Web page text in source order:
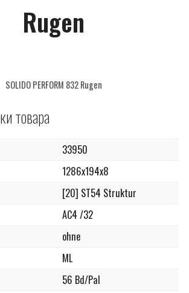
ДЕКОРRugen
SOLIDO PERFORM 832 Rugen
товара
33950
1286x194x8
[20] ST54 Struktur
AC4 /32
ohne
ML
56 Bd/Pal